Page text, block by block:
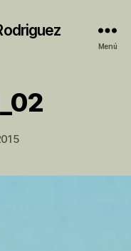
Menú